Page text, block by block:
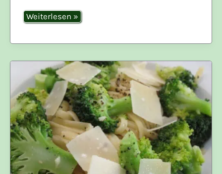
Melonensalat
mit
Minze
Weiterlesen »